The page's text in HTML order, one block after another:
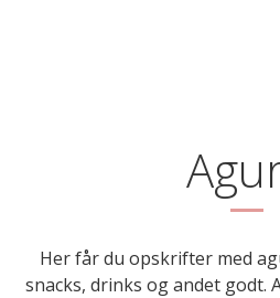
Her får du opskrifter med
snacks, drinks og andet